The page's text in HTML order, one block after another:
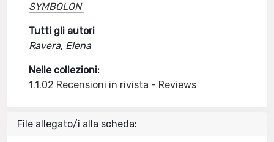
SYMBOLON
Tutti gli autori
Ravera, Elena
Nelle collezioni:
1.1.02 Recensioni in rivista - Reviews
File allegato/i alla scheda: